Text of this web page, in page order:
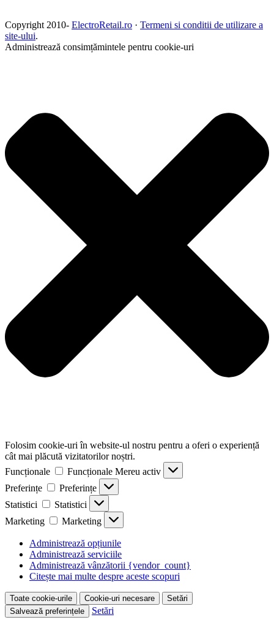
Copyright 2010- ElectroRetail.ro · Termeni si conditii de utilizare a
site-ului.
Administrează consimțămintele pentru cookie-uri
Folosim cookie-uri în website-ul nostru pentru a oferi o experiență
cât mai plăcută vizitatorilor noștri.
Funcționale
Funcționale Mereu activ
Preferințe
Preferințe
Statistici
Statistici
Marketing
Marketing
Administrează opțiunile
Administrează serviciile
Administrează vânzătorii {vendor_count}
Citește mai multe despre aceste scopuri
Toate cookie-urile Cookie-uri necesare
Setări
Salvează preferințele
Setări